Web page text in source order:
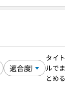
タイト
ルでま
とめる